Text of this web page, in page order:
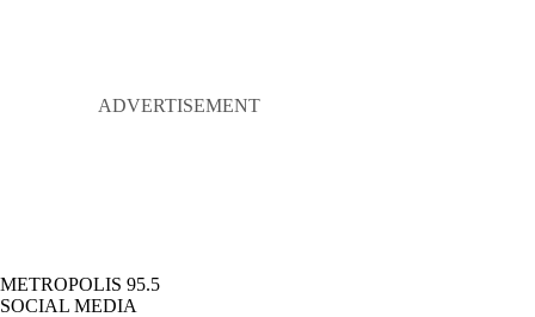
METROPOLIS 95.5
SOCIAL MEDIA